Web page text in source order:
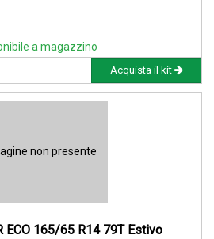
a magazzino
Acquista il kit
non presente
ECO 165/65 R14 79T Estivo